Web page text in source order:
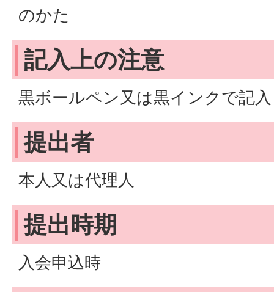
のかた
記入上の注意
黒ボールペン又は黒インクで記
提出者
本人又は代理人
提出時期
入会申込時